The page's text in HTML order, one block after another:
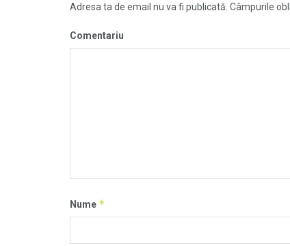
Adresa ta de email nu va fi publicată. Câmpurile
Comentariu
Nume *